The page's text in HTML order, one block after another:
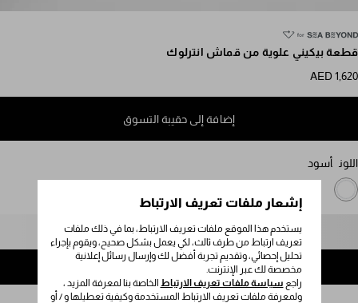
إشعار ملفات تعريف الارتباط
يستخدم هذا الموقع ملفات تعريف الارتباط، بما في ذلك ملفات
تعريف ارتباط من طرف ثالث، لكي يعمل بشكل صحيح، ويقوم بإجراء
تحليل إحصائي، وتقديم تجربة أفضل لك وإرسال رسائل إعلانية
مخصصة لك عبر الإنترنت.
راجع سياسة ملفات تعريف الارتباط الخاصة بنا لمعرفة المزيد ،
ولمعرفة ملفات تعريف الارتباط المستخدمة وكيفية تعطيلها و / أو
قطعة بيكيني علوية من قماش انترلوك
AED 1,620
إضافة إلى حقيبة التسوق
اللون أسود
يُرجى تحديد المقاس
إضافة إلى حقيبة التسوق